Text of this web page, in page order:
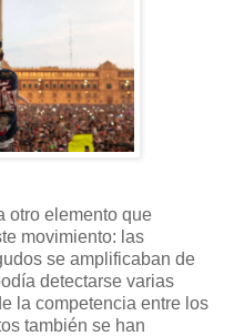
otro elemento que
movimiento: las
se amplificaban de
detectarse varias
la competencia entre los
también se han